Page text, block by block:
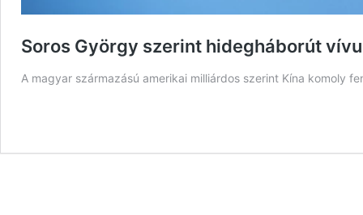
Soros György szerint hidegháborút
A magyar származású amerikai milliárdos szerint Kína komoly